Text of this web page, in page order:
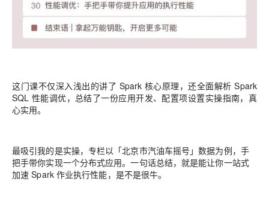
这门课不仅深入浅出的讲了 Spark 核心原理，还全面解析 Spark
SQL 性能调优，总结了一份应用开发、配置项设置实操指南，真
心实用。
最吸引我的是实操，专栏以「北京市汽油车摇号」数据为例，手
把手带你实现一个分布式应用。一句话总结，就是能让你一站式
加速 Spark 作业执行性能，是不是很牛。